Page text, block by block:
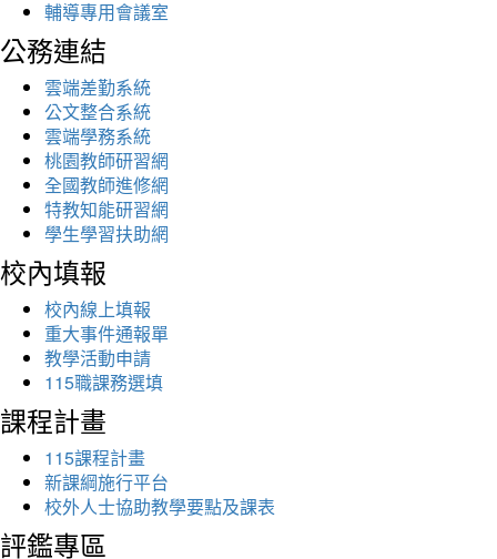
輔導專用會議室
公務連結
雲端差勤系統
公文整合系統
雲端學務系統
桃園教師研習網
全國教師進修網
特教知能研習網
學生學習扶助網
校內填報
校內線上填報
重大事件通報單
教學活動申請
115職課務選填
課程計畫
115課程計畫
新課綱施行平台
校外人士協助教學要點及課表
評鑑專區